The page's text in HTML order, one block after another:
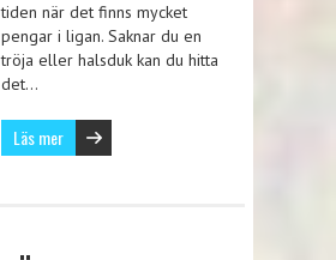
tiden när det finns mycket
pengar i ligan. Saknar du en
tröja eller halsduk kan du hitta
det…
Läs mer